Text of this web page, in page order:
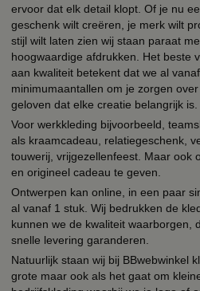
ervoor dat elk detail klopt. Of je nu
geschenk wilt creëren, je merk wilt
stijl wilt laten zien wij staan paraat
hoogwaardige afdrukken. Het beste
aan kwaliteit betekent dat we al
minimumaantallen om je zorgen
geloven dat elke creatie belangrijk is.
Voor werkkleding bijvoorbeeld,
als kraamcadeau, relatiegeschenk,
touwerij, vrijgezellenfeest. Maar ook
en origineel cadeau te geven.
Ontwerpen kan online, in een paar
al vanaf 1 stuk. Wij bedrukken de
kunnen we de kwaliteit waarborgen,
snelle levering garanderen.
Natuurlijk staan wij bij BBwebwinkel
grote maar ook als het gaat om